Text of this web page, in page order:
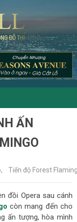
ẤN
, Tiến độ Forest
đồi Opera sau cánh
còn mang đến cho
ấn tượng, hòa mình